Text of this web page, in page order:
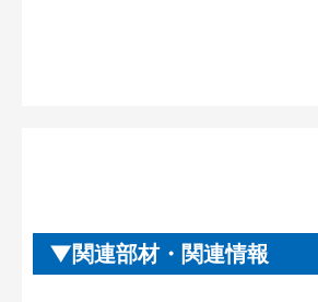
関連部材・関連情報